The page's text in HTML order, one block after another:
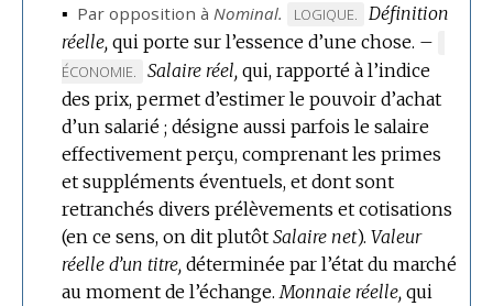
▪ Par opposition à Nominal.
MARQUE
DE
DOMAINE
:
LOGIQUE.
Définition
réelle, qui porte sur l’essence d’une chose. –
ÉCONOMIE. Salaire réel, qui, rapporté à l’indice
des prix, permet d’estimer le pouvoir d’achat
d’un salarié ; désigne aussi parfois le salaire
effectivement perçu, comprenant les primes
et suppléments éventuels, et dont sont
retranchés divers prélèvements et cotisations
(en ce sens, on dit plutôt Salaire net). Valeur
réelle d’un titre, déterminée par l’état du marché
au moment de l’échange. Monnaie réelle, qui